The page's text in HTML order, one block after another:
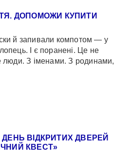
ДОПОМОЖИ КУПИТИ
й запивали компотом — у
І є поранені. Це не
люди. З іменами. З родинами,
ВІДКРИТИХ ДВЕРЕЙ
КВЕСТ»